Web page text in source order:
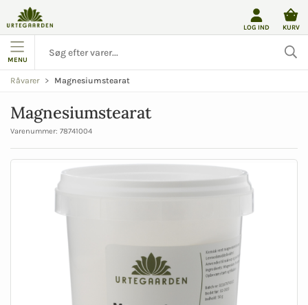
LOG IND KURV
MENU
Råvarer Magnesiumstearat
Magnesiumstearat
Varenummer: 78741004